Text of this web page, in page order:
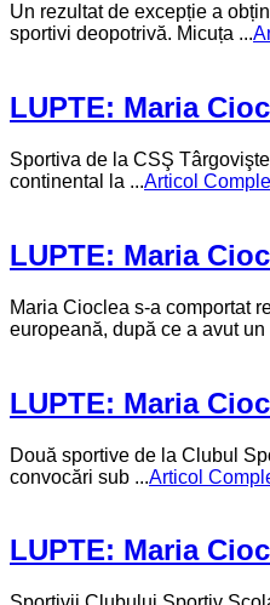
Un rezultat de excepție a
sportivi deopotrivă. Micuța ...
LUPTE: Maria
Sportiva de la CSŞ
continental la ...Articol
LUPTE: Maria
Maria Cioclea s-a comportat
europeană, după ce a avut un
LUPTE: Maria
Două sportive de la Clubul
convocări sub ...Articol
LUPTE: Maria